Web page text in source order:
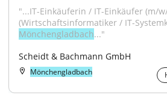
"...IT-Einkäuferin / IT-Einkäufer (m/
Mönchengladbach..."
Scheidt & Bachmann GmbH
Mönchengladbach